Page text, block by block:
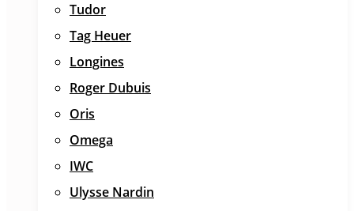
Tudor
Tag Heuer
Longines
Roger Dubuis
Oris
Omega
IWC
Ulysse Nardin